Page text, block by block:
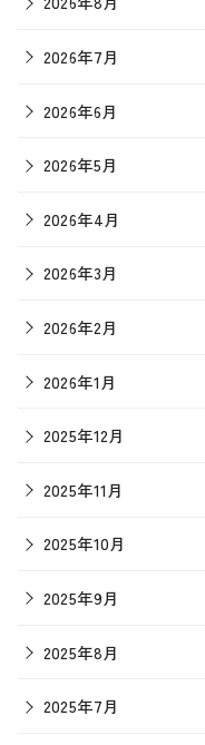
2026年7月
2026年6月
2026年5月
2026年4月
2026年3月
2026年2月
2026年1月
2025年12月
2025年11月
2025年10月
2025年9月
2025年8月
2025年7月